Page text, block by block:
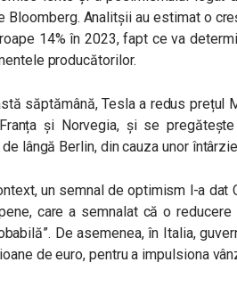
Bloomberg. Analitșii au estimat o
14% în 2023, fapt ce va
producătorilor.
săptămână, Tesla a redus prețul
și Norvegia, și se
lângă Berlin, din cauza unor
un semnal de optimism l-a dat
care a semnalat că o
De asemenea, în Italia,
de euro, pentru a impulsiona